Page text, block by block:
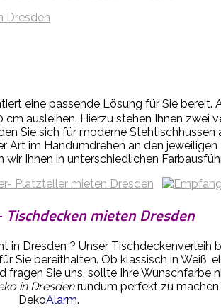
eine passende Lösung für Sie bereit.
ausleihen. Hierzu stehen Ihnen zwei
Sie sich für moderne
im Handumdrehen an den
Ihnen in unterschiedlichen
Tischdecken mieten Dresden
Dresden ? Unser
Sie bereithalten. Ob klassisch in
fragen Sie uns, sollte Ihre Wunschfarbe
in Dresdenrundum perfekt zu
DekoAlarm.